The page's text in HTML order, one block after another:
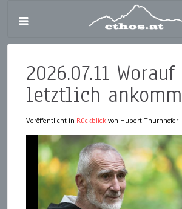
2026.07.11
letztlich
Veröffentlicht in Rückblick von Hubert Thurnhofer